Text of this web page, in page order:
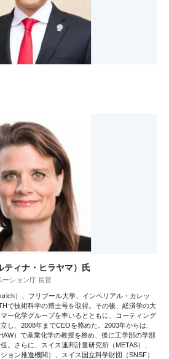
ィナ・ヒラヤマ）氏
ーション庁 長官
）、フリブール大学、インペリアル・カレッ
で技術科学の博士号を取得。その後、経済学の大
ー化学グループを率いるとともに、コーティング
し、2008年までCEOを務めた。2003年からは、
）で産業化学の教授を務め、後に工学部の学部
。さらに、スイス連邦計量研究所（METAS）、
ョン推進機関）、スイス国立科学財団（SNSF）